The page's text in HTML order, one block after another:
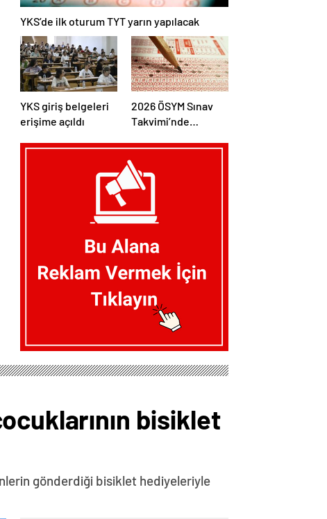
YKS’de ilk oturum TYT yarın yapılacak
YKS giriş belgeleri
erişime açıldı
2026 ÖSYM Sınav
Takvimi’nde
bisiklet
gönderdiği bisiklet hediyeleriyle